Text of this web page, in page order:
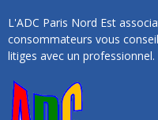
L'ADC Paris Nord Est
consommateurs vous
litiges avec un professionnel.